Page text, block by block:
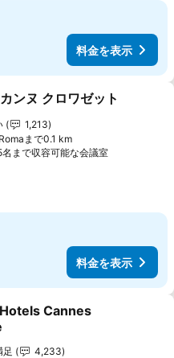
料金を表示
に入りに追加
ンヌ クロワゼット
ンク
1,213
まで0.1 km
名まで収容可能な会議室料金を表示
料金を表示
に入りに追加
Cannes
示
ランク
足
4,233